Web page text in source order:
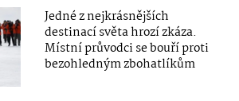
Jedné z nejkrásnějších
destinací světa hrozí zkáza.
Místní průvodci se bouří proti
bezohledným zbohatlíkům